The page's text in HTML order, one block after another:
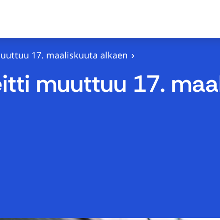
17. maaliskuuta alkaen
muuttuu 17.